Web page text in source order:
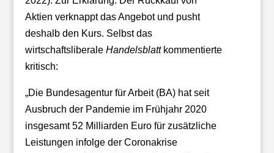
Aktien verknappt das Angebot und pusht
deshalb den Kurs. Selbst das
wirtschaftsliberale Handelsblattkommentierte
kritisch:
„Die Bundesagentur für Arbeit (BA) hat seit
Ausbruch der Pandemie im Frühjahr 2020
insgesamt 52 Milliarden Euro für zusätzliche
Leistungen infolge der Coronakrise